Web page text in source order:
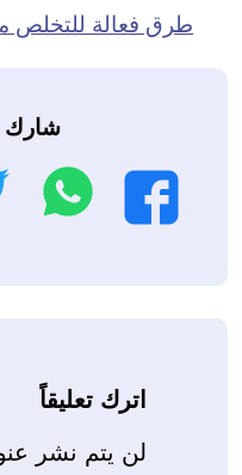
طرق فعالة للتخلص
شارك
فيسبوك
اترك تعليقاً
لن يتم نشر